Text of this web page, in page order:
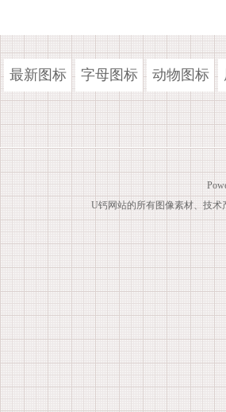
最新图标 字母图标 动物图标
U钙网站的所有图像素材、技